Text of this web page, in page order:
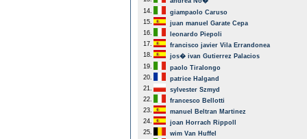
14.
giampaolo Caruso
15.
juan manuel Garate Cepa
16.
leonardo Piepoli
17.
francisco javier Vila Errandonea
18.
jos� ivan Gutierrez Palacios
19.
paolo Tiralongo
20.
patrice Halgand
21.
sylvester Szmyd
22.
francesco Bellotti
23.
manuel Beltran Martinez
24.
joan Horrach Rippoll
25.
wim Van Huffel